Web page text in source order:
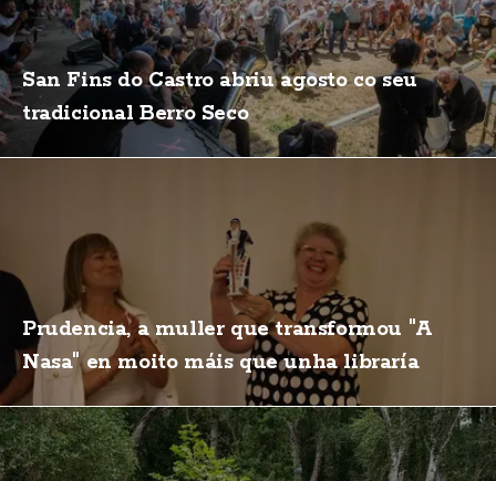
San Fins do Castro abriu agosto co seu
tradicional Berro Seco
Prudencia, a muller que transformou "A
Nasa" en moito máis que unha libraría